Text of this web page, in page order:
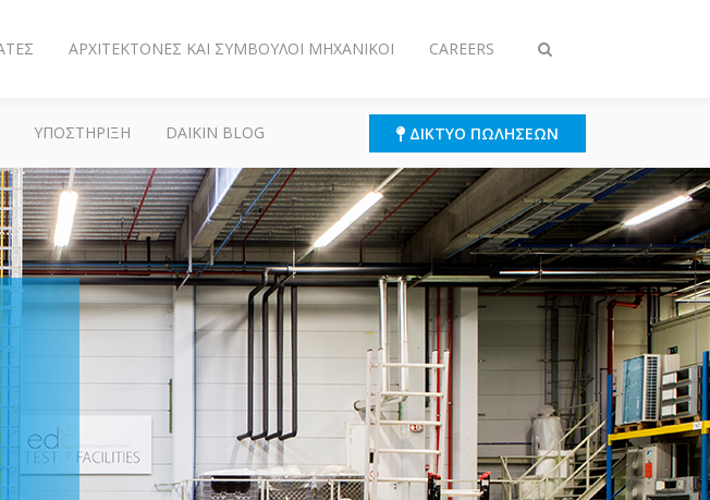
Εναλλαγή
ΑΡΧΙΤΈΚΤΟΝΕΣ ΚΑΙ ΣΎΜΒΟΥΛΟΙ ΜΗΧΑΝΙΚΟΊ CAREERS
ΥΠΟΣΤΗΡΙΞΗ DAIKIN BLOG ΔΊΚΤΥΟ ΠΩΛΉΣΕΩΝ